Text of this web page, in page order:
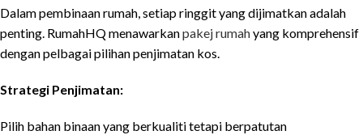
Dalam pembinaan rumah, setiap ringgit yang dijimatkan adalah
penting. RumahHQ menawarkanpakej rumahyang komprehensif
dengan pelbagai pilihan penjimatan kos.
Strategi Penjimatan:
Pilih bahan binaan yang berkualiti tetapi berpatutan